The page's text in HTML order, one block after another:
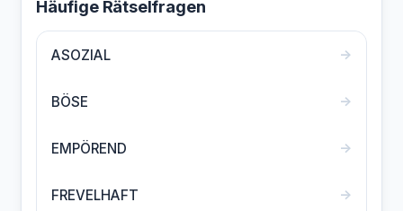
Häufige Rätselfragen
ASOZIAL →
BÖSE →
EMPÖREND →
FREVELHAFT →